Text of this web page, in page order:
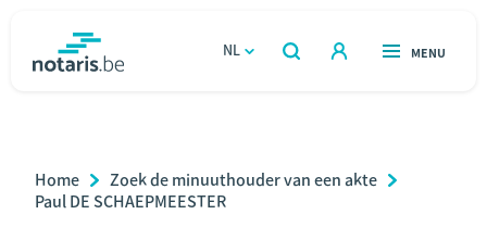
gaan
NL
OPEN
ZOEKEN
OPEN
MENU
Relatie & samenleven
Breadcrumb
Home
Zoek de minuuthouder van een akte
Paul DE SCHAEPMEESTER